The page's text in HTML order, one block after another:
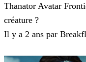
Thanator Avatar
créature ?
Il y a 2 ans par